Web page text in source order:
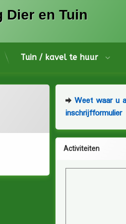
Dier en Tuin
Tuin / kavel te huur
Weet waar u
inschrijfformulier
Activiteiten